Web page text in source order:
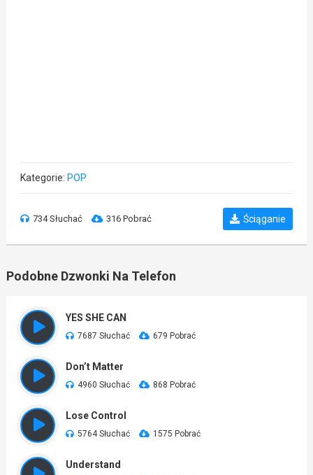
Kategorie: POP
734 Słuchać 316 Pobrać Ściąganie
Podobne Dzwonki Na Telefon
YES SHE CAN
7687 Słuchać 679 Pobrać
Don’t Matter
4960 Słuchać 868 Pobrać
Lose Control
5764 Słuchać 1575 Pobrać
Understand